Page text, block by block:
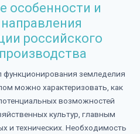
особенности и
российского
земледелия
можно характеризовать, как
возможностей
культур, главным
и технических. Необходимость